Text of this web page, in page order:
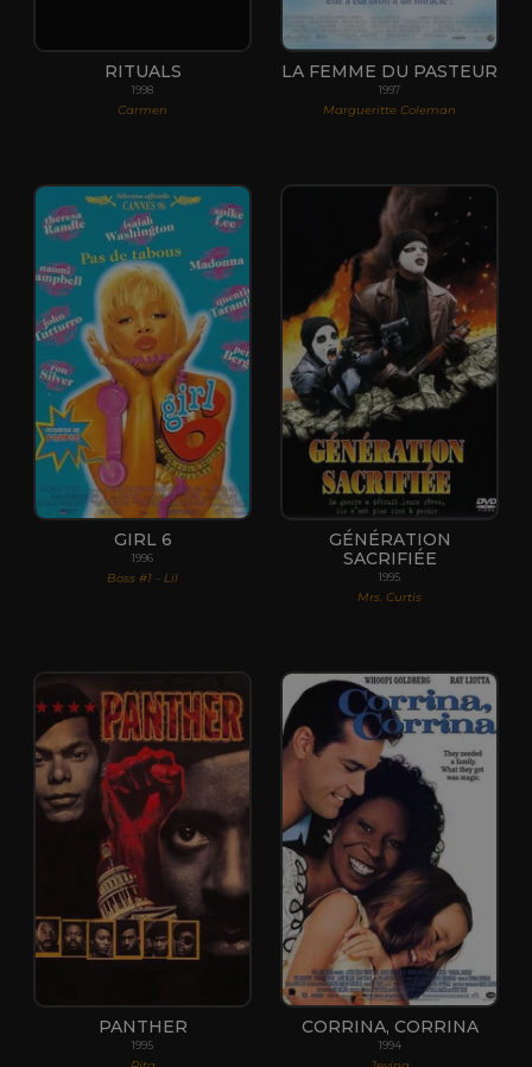
RITUALS
1998
Carmen
LA FEMME DU PASTEUR
1997
Margueritte Coleman
GIRL 6
1996
Boss #1 - Lil
GÉNÉRATION
SACRIFIÉE
1995
Mrs. Curtis
PANTHER
1995
CORRINA, CORRINA
1994